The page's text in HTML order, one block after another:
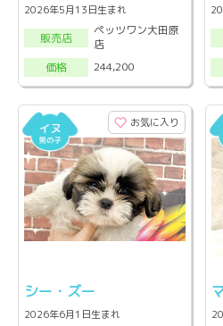
2026年5月13日生まれ
販売店
ペッツワン大田原
店
価格
244,200
お気に入り
シー・ズー
2026年6月1日生まれ